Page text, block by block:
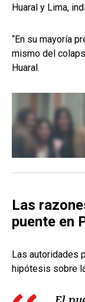
Huaral y Lima,
“En su mayoría
mismo del
Huaral.
Las
puente en
Las autoridades
hipótesis sobre